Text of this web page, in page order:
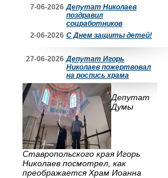
7-06-2026 Депутат Николаев
поздравил
соцработников
2-06-2026 С Днем защиты детей!
27-06-2026 Депутат Игорь
Николаев пожертвовал
на роспись храма
Депутат
Думы
Ставропольского края Игорь
Николаев посмотрел, как
преображается Храм Иоанна